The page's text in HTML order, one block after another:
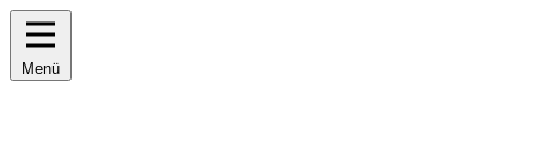
Menü